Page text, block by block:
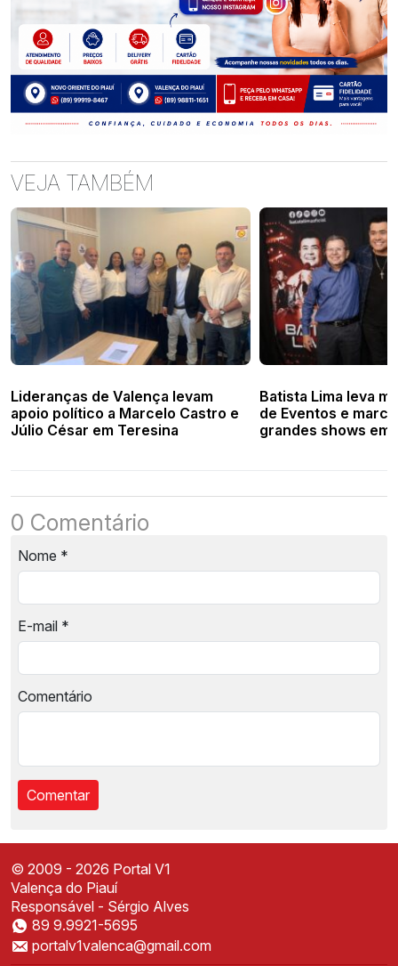
VEJA TAMBÉM
Lideranças de Valença levam
apoio político a Marcelo Castro e
Júlio César em Teresina
Batista Lima leva
de Eventos e
grandes shows em
0 Comentário
Nome *
E-mail *
Comentário
Instale o Portal V1
Acesse mais rápido direto da sua tela inicial
© 2009 - 2026 Portal V1
Valença do Piauí
Responsável - Sérgio Alves
89 9.9921-5695
portalv1valenca@gmail.com